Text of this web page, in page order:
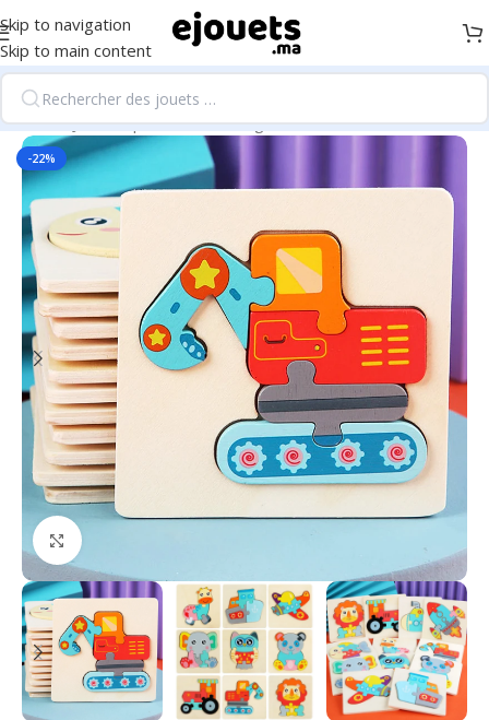
Skip to navigation
Skip to main content
Accueil/Jeux de puzzles et intélligence
-22%
Click to enlarge